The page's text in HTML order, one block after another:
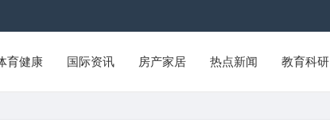
育健康 国际资讯 房产家居 热点新闻 教育科研